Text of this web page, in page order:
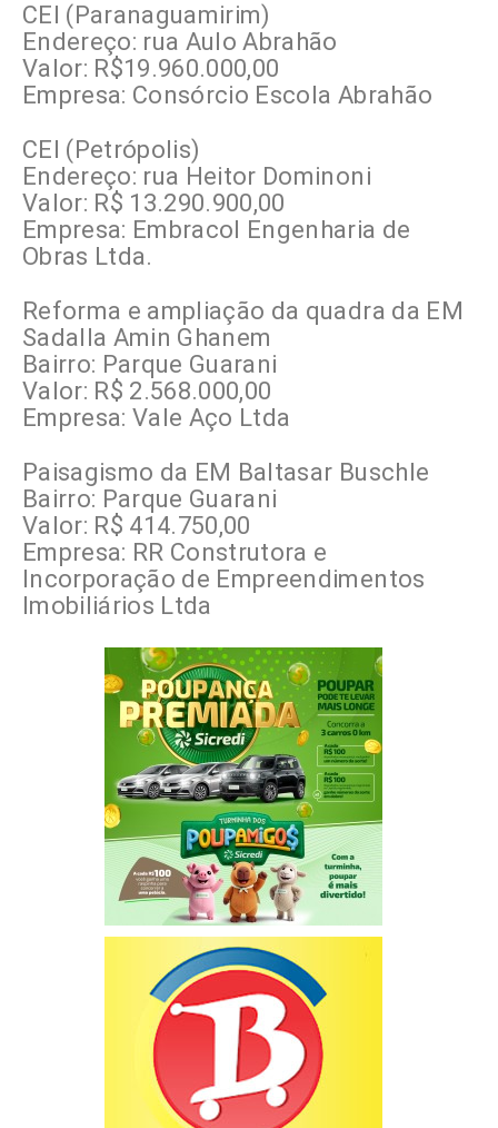
CEI (Paranaguamirim)
Endereço: rua Aulo Abrahão
Valor: R$19.960.000,00
Empresa: Consórcio Escola Abrahão
CEI (Petrópolis)
Endereço: rua Heitor Dominoni
Valor: R$ 13.290.900,00
Empresa: Embracol Engenharia de
Obras Ltda.
Reforma e ampliação da quadra da EM
Sadalla Amin Ghanem
Bairro: Parque Guarani
Valor: R$ 2.568.000,00
Empresa: Vale Aço Ltda
Paisagismo da EM Baltasar Buschle
Bairro: Parque Guarani
Valor: R$ 414.750,00
Empresa: RR Construtora e
Incorporação de Empreendimentos
Imobiliários Ltda